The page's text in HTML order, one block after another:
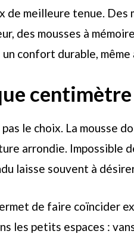
de meilleure tenue.
des mousses à
confort durable, même
pas le choix. La mousse
arrondie. Impossible
laisse souvent à
de faire coïncider
les petits espaces :